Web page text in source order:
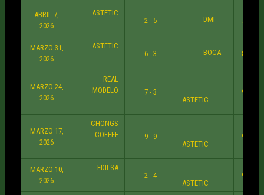
ABRIL 7,
2026
ASTETIC
2 - 5
DMI 7:30
MARZO 31,
2026
ASTETIC
6 - 3
BOCA 8:30
MARZO 24,
2026
REAL
MODELO
7 - 3
ASTETIC
9:30
MARZO 17,
2026
CHONGS
COFFEE
9 - 9
ASTETIC
9:30
MARZO 10,
2026
EDILSA
2 - 4
ASTETIC
9:30